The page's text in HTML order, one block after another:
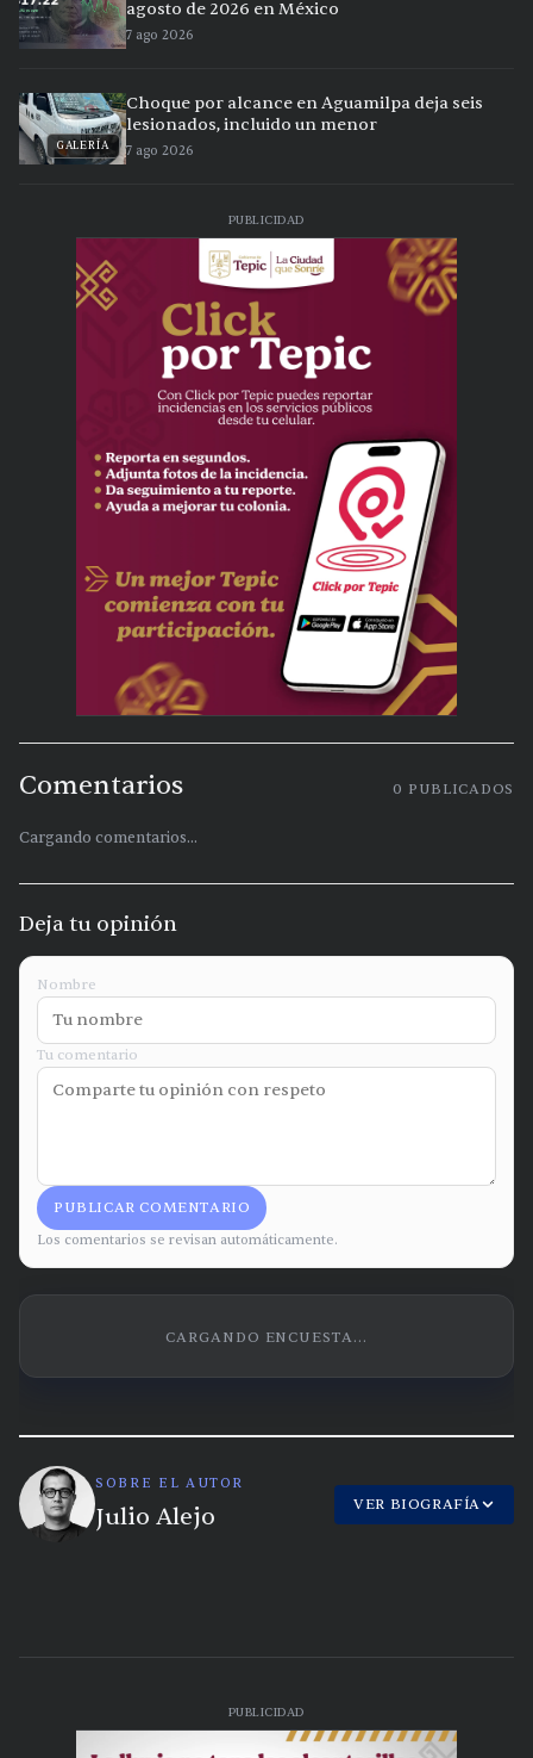
agosto de 2026 en México
7 ago 2026
GALERÍA
Choque por alcance en Aguamilpa deja seis
lesionados, incluido un menor
7 ago 2026
PUBLICIDAD
Comentarios 0 PUBLICADOS
Cargando comentarios...
Deja tu opinión
Nombre
Tu comentario
PUBLICAR COMENTARIO
Los comentarios se revisan automáticamente.
CARGANDO ENCUESTA...
SOBRE EL AUTOR
Julio Alejo VER BIOGRAFÍA
PUBLICIDAD